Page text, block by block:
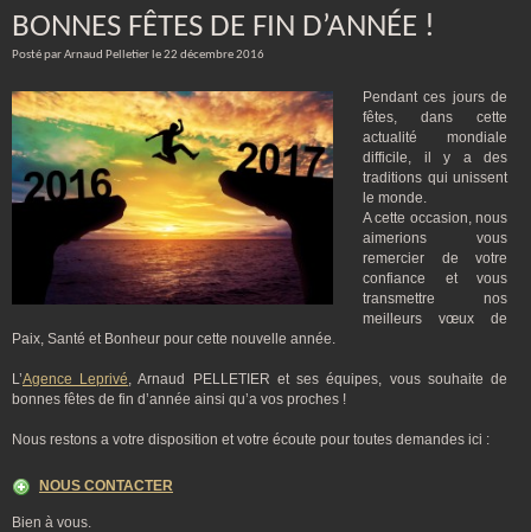
BONNES FÊTES DE FIN D’ANNÉE !
Posté par Arnaud Pelletier le 22 décembre 2016
Pendant ces jours de
fêtes, dans cette
actualité mondiale
difficile, il y a des
traditions qui unissent
le monde.
A cette occasion, nous
aimerions vous
remercier de votre
confiance et vous
transmettre nos
meilleurs vœux de
Paix, Santé et Bonheur pour cette nouvelle année.
L’Agence Leprivé, Arnaud PELLETIER et ses équipes, vous souhaite de
bonnes fêtes de fin d’année ainsi qu’a vos proches !
Nous restons a votre disposition et votre écoute pour toutes demandes ici :
NOUS CONTACTER
Bien à vous.